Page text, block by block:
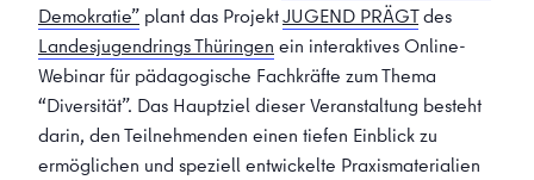
Demokratie” plant das ProjektJUGEND PRÄGTdes
Landesjugendrings Thüringen ein interaktives Online-
Webinar für pädagogische Fachkräfte zum Thema
“Diversität”. Das Hauptziel dieser Veranstaltung besteht
darin, den Teilnehmenden einen tiefen Einblick zu
ermöglichen und speziell entwickelte Praxismaterialien